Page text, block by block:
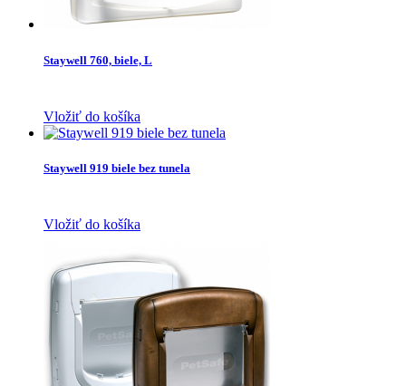
Staywell 760, biele, L
Vložiť do košíka
Staywell 919 biele bez tunela
Vložiť do košíka